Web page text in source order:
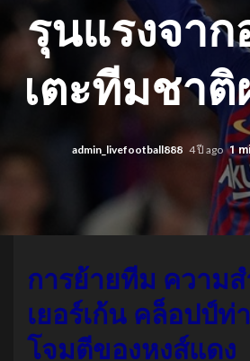
รุนแรงจา
เตะทีมชาติ
admin_livefootball888 4 ปี ago 1
การย้ายทีม ความส
เยอร์เก้น คล็อปป์ท่
โจมตีของหงส์แดง